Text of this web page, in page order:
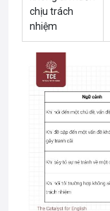
chịu trách
nhiệm